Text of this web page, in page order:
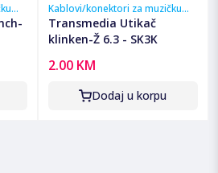
Kablovi/konektori za muzičku
opremu
Transmedia Utikač
klinken-Ž 6.3 - SK3K
2.00 KM
Dodaj u korpu